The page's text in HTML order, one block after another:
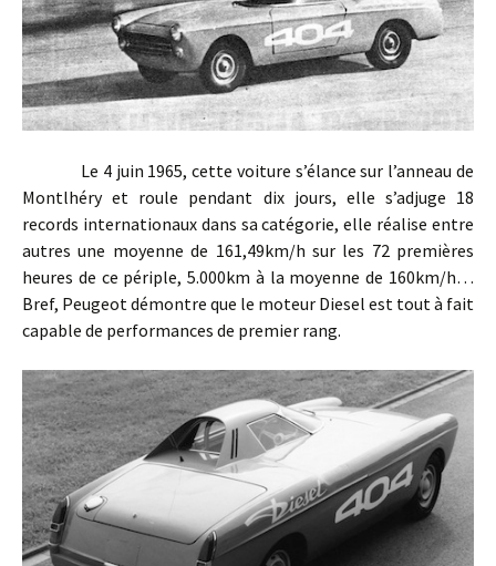
Le 4 juin 1965, cette voiture s’élance sur l’anneau de
Montlhéry et roule pendant dix jours, elle s’adjuge 18
records internationaux dans sa catégorie, elle réalise entre
autres une moyenne de 161,49km/h sur les 72 premières
heures de ce périple, 5.000km à la moyenne de 160km/h…
Bref, Peugeot démontre que le moteur Diesel est tout à fait
capable de performances de premier rang.